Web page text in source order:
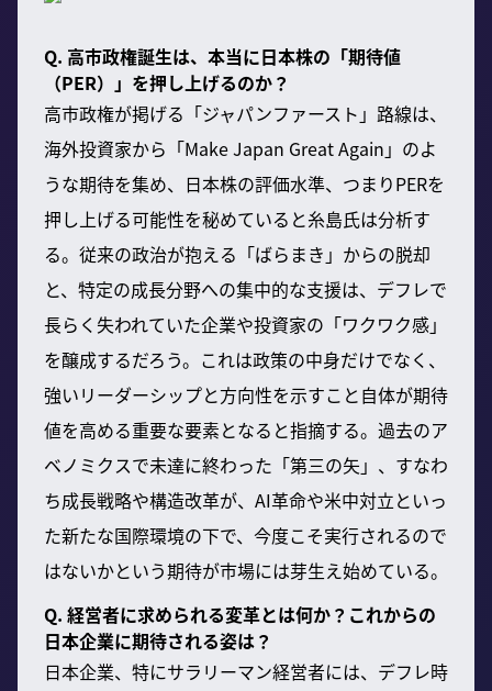
Q. 高市政権誕生は、本当に日本株の「期待値
（PER）」を押し上げるのか？
高市政権が掲げる「ジャパンファースト」路線は、
海外投資家から「Make Japan Great Again」のよ
うな期待を集め、日本株の評価水準、つまりPERを
押し上げる可能性を秘めていると糸島氏は分析す
る。従来の政治が抱える「ばらまき」からの脱却
と、特定の成長分野への集中的な支援は、デフレで
長らく失われていた企業や投資家の「ワクワク感」
を醸成するだろう。これは政策の中身だけでなく、
強いリーダーシップと方向性を示すこと自体が期待
値を高める重要な要素となると指摘する。過去のア
ベノミクスで未達に終わった「第三の矢」、すなわ
ち成長戦略や構造改革が、AI革命や米中対立といっ
た新たな国際環境の下で、今度こそ実行されるので
はないかという期待が市場には芽生え始めている。
Q. 経営者に求められる変革とは何か？これからの
日本企業に期待される姿は？
日本企業、特にサラリーマン経営者には、デフレ時